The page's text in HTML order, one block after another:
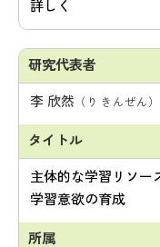
詳しく
李 欣然 （り きんぜん）
主体的な学習リソー
学習意欲の育成